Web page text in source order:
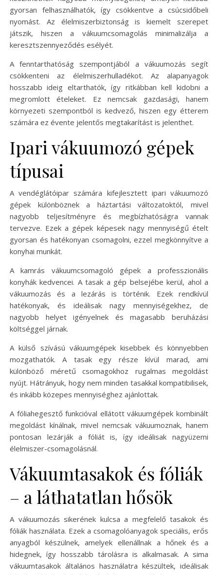
gyorsan felhasználhatók, így csökkentve a csúcsidőbeli
nyomást. Az élelmiszerbiztonság is kiemelt szerepet
játszik, hiszen a vákuumcsomagolás minimalizálja a
keresztszennyeződés esélyét.
A fenntarthatóság szempontjából a vákuumozás segít
csökkenteni az élelmiszerhulladékot. Az alapanyagok
hosszabb ideig eltarthatók, így ritkábban kell kidobni a
megromlott ételeket. Ez nemcsak gazdasági, hanem
környezeti szempontból is kedvező, hiszen egy étterem
számára ez évente jelentős megtakarítást is jelenthet.
Ipari vákuumozó gépek
típusai
A vendéglátóipar számára kifejlesztett ipari vákuumozó
gépek különböznek a háztartási változatoktól, mivel
nagyobb teljesítményre és megbízhatóságra vannak
tervezve. Ezek a gépek képesek nagy mennyiségű ételt
gyorsan és hatékonyan csomagolni, ezzel megkönnyítve a
konyhai munkát.
A kamrás vákuumcsomagoló gépek a professzionális
konyhák kedvencei. A tasak a gép belsejébe kerül, ahol a
vákuumozás és a lezárás is történik. Ezek rendkívül
hatékonyak, és ideálisak nagy mennyiségekhez, de
nagyobb helyet igényelnek és magasabb beruházási
költséggel járnak.
A külső szívású vákuumgépek kisebbek és könnyebben
mozgathatók. A tasak egy része kívül marad, ami
különböző méretű csomagokhoz rugalmas megoldást
nyújt. Hátrányuk, hogy nem minden tasakkal kompatibilisek,
és inkább közepes mennyiséghez ajánlottak.
A fóliahegesztő funkcióval ellátott vákuumgépek kombinált
megoldást kínálnak, mivel nemcsak vákuumoznak, hanem
pontosan lezárják a fóliát is, így ideálisak nagyüzemi
élelmiszer-csomagolásnál.
Vákuumtasakok és fóliák
– a láthatatlan hősök
A vákuumozás sikerének kulcsa a megfelelő tasakok és
fóliák használata. Ezek a csomagolóanyagok speciális, erős
anyagból készülnek, amelyek ellenállnak a hőnek és a
hidegnek, így hosszabb tárolásra is alkalmasak. A sima
vákuumtasakok általános használatra készültek, ideálisak